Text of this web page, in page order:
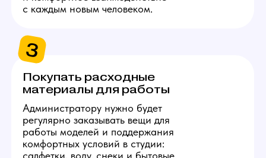
К СОИСКАТЕЛЮ
Совершеннолетие
Поскольку это работа в сфере развлечений
для взрослых, основное условие у вакансии
администратора вебкам в Нижнем Тагиле —
возраст от 18 лет. При оформлении
мы запросим документ, удостоверяющий
личность. Рассматриваем как девушек, так
и мужчин — пол не важен.